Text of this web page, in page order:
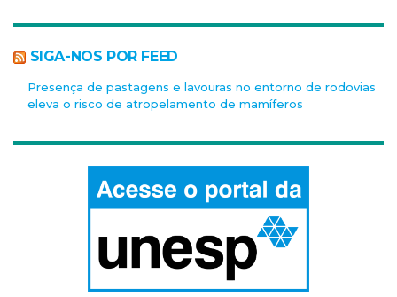
SIGA-NOS POR FEED
Presença de pastagens e lavouras no entorno de rodovias
eleva o risco de atropelamento de mamíferos